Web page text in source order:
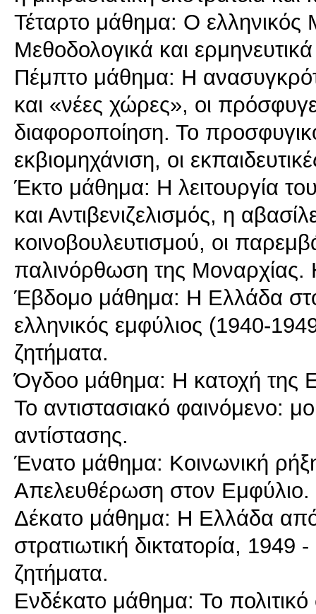
Τέταρτο μάθημα: Ο
Μεθοδολογικά και
Πέμπτο μάθημα: Η
και «νέες χώρες», οι
διαφοροποίηση. Το
εκβιομηχάνιση, οι
Έκτο μάθημα: Η λειτουργία
και Αντιβενιζελισμός, η
κοινοβουλευτισμού, οι
παλινόρθωση της Μοναρχίας.
Έβδομο μάθημα: Η Ελλάδα
ελληνικός εμφύλιος (1940-
ζητήματα.
Όγδοο μάθημα: Η κατοχή της
Το αντιστασιακό φαινόμενο:
αντίστασης.
Ένατο μάθημα: Κοινωνική
Απελευθέρωση στον Εμφύλιο.
Δέκατο μάθημα: Η Ελλάδα
στρατιωτική δικτατορία,
ζητήματα.
Ενδέκατο μάθημα: Το πολιτικό